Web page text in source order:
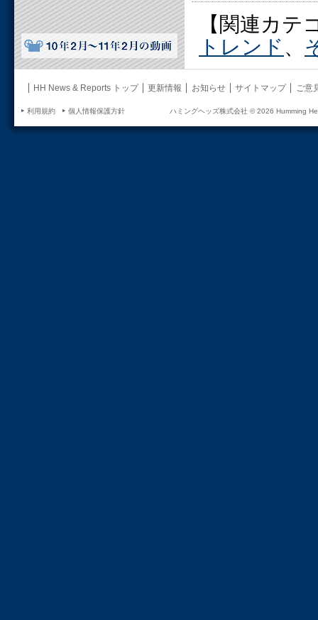
【関連カテ
トレンド 、
HH News & Reports トップ 更新情報 お知らせ サイトマップ ご意
利用規約 個人情報保護方針 ハミングヘッズ株式会社 ©2026 Humming